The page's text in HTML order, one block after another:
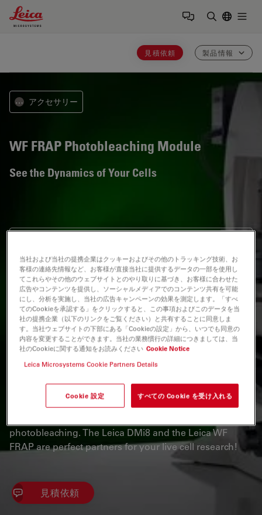
Leica Microsystems Logo
見積依頼 製品情報
⋯ アクセサリー
WF FRAP Photobleaching Module
See the Dynamics of Your Cells
This item has been phased out and is no longer
available. Please contact us to enquire about recent
alternative products that may suit your needs.
If you want to capture fast recovery processes
accurately, you need a system that is designed for
high-speed imaging, yet remains gentle on cells. The
Leica DMi8 plus the Leica WF FRAP is an outstanding
FRAP capabilities. You can study cellular kinetics
reliably and with minimal photo damage to your cells
photobleaching. The Leica DMi8 and the Leica WF
FRAP are perfect partners for your live cell research!
見積依頼
当社および当社の提携企業はクッキーおよびその他のトラッキング技術、お
客様の連絡先情報など、お客様が直接当社に提供するデータの一部を使用し
てこれらやその他のウェブサイトとのやり取りに基づき、お客様に合わせた
広告やコンテンツを提供し、ソーシャルメディアでのコンテンツ共有を可能
にし、分析を実施し、当社の広告キャンペーンの効果を測定します。「すべ
てのCookieを承認する」をクリックすると、この事項およびこのデータを当
社の提携企業（以下のリンクをご覧ください）と共有することに同意しま
す。当社ウェブサイトの下部にある「Cookieの設定」から、いつでも同意の
内容を変更することができます。当社の業務慣行の詳細につきましては、当
社のCookieに関する通知をお読みください Cookie Notice
Leica Microsystems Cookie Partners Details
Cookie 設定 すべての Cookie を受け入れる